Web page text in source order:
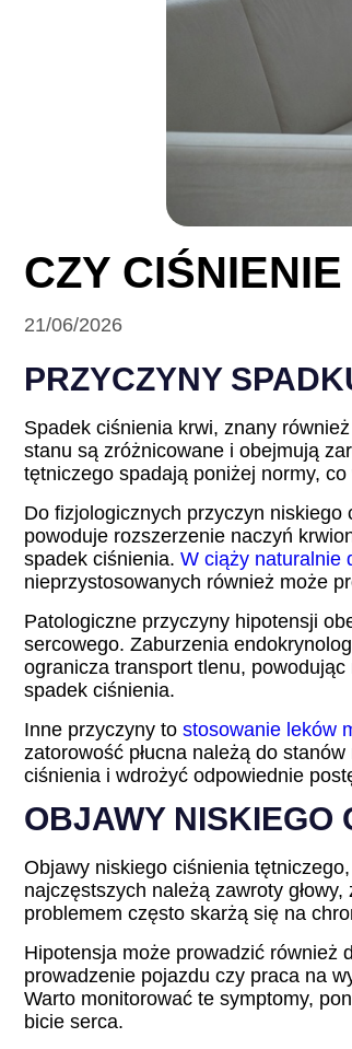
CZY
21/06/2026
PRZYCZYNY
Spadek ciśnienia krwi, znany
stanu są zróżnicowane i obejmują
tętniczego spadają poniżej normy,
Do fizjologicznych przyczyn
powoduje rozszerzenie naczyń
spadek ciśnienia. W ciąży naturalnie
nieprzystosowanych również może
Patologiczne przyczyny hipotensji
sercowego. Zaburzenia
ogranicza transport tlenu,
spadek ciśnienia.
Inne przyczyny to stosowanie leków
zatorowość płucna należą do
ciśnienia i wdrożyć odpowiednie
OBJAWY NISKIEGO
Objawy niskiego ciśnienia
najczęstszych należą zawroty
problemem często skarżą się na
Hipotensja może prowadzić również
prowadzenie pojazdu czy praca na
Warto monitorować te symptomy,
bicie serca.